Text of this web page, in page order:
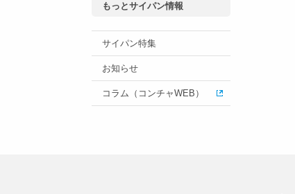
もっとサイパン情報
サイパン特集
お知らせ
コラム（コンチャWEB）